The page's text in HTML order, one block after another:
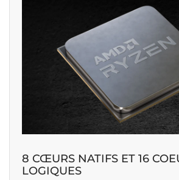
8 CŒURS NATIFS ET 16
LOGIQUES